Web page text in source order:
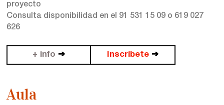
proyecto
Consulta disponibilidad en el 91 531 15 09 o 619 027
626
+ info ➔ Inscríbete ➔
Aula